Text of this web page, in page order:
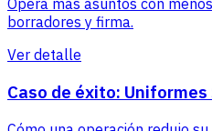
Opera más asuntos con
borradores y firma.
Ver detalle
Caso de éxito: Uniformes